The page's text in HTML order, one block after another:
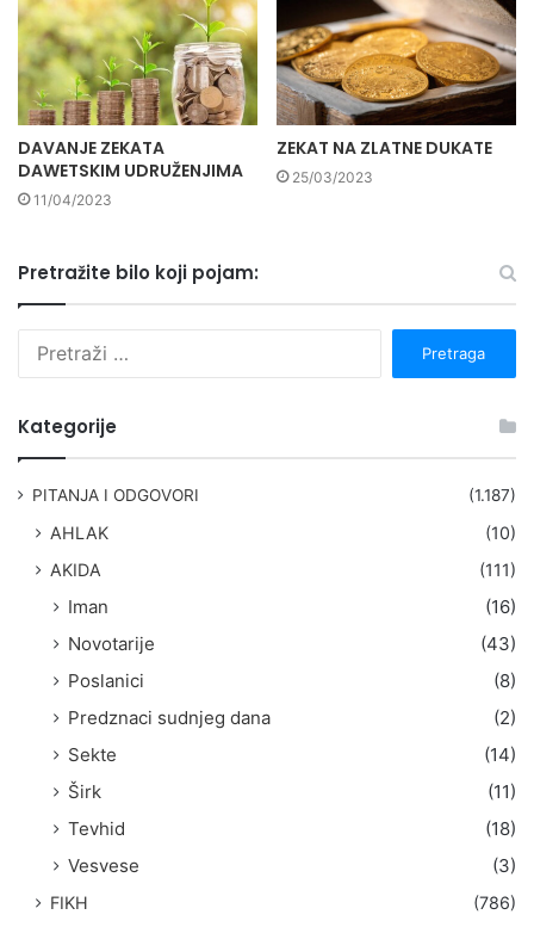
DAVANJE ZEKATA
DAWETSKIM UDRUŽENJIMA
11/04/2023
ZEKAT NA ZLATNE DUKATE
25/03/2023
Pretražite bilo koji pojam:
Kategorije
PITANJA I ODGOVORI (1.187)
AHLAK
(10)
AKIDA
(111)
Iman
(16)
Novotarije
(43)
Poslanici
(8)
Predznaci sudnjeg dana
(2)
Sekte
(14)
Širk
(11)
Tevhid
(18)
Vesvese
(3)
FIKH (786)